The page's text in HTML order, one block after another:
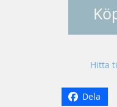
Hitta
Dela